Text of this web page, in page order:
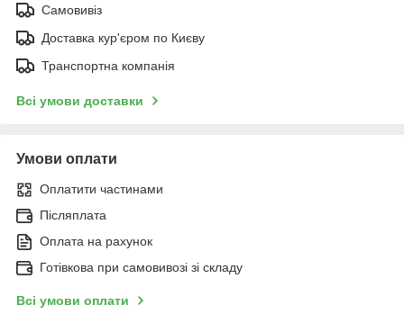
Самовивіз
Доставка кур'єром по Києву
Транспортна компанія
Всі умови доставки
Умови оплати
Оплатити частинами
Післяплата
Оплата на рахунок
Готівкова при самовивозі зі складу
Всі умови оплати